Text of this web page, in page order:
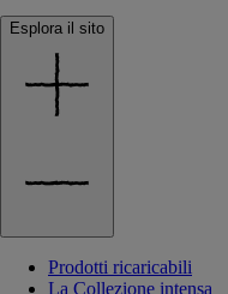
Esplora il sito
Prodotti ricaricabili
La Collezione intensa